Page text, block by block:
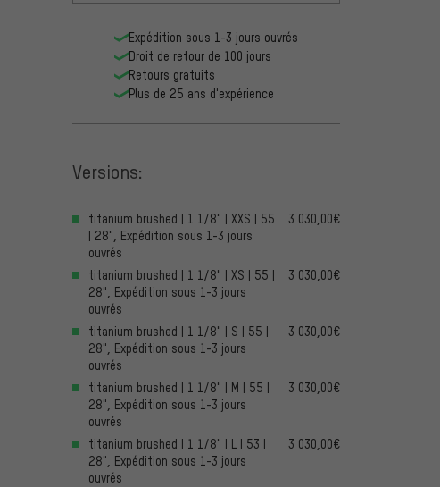
Expédition sous 1-3 jours ouvrés
Droit de retour de 100 jours
Retours gratuits
Plus de 25 ans d'expérience
Versions:
titanium brushed | 1 1/8" | XXS | 55
| 28", Expédition sous 1-3 jours
ouvrés
3 030,00€
titanium brushed | 1 1/8" | XS | 55 |
28", Expédition sous 1-3 jours
ouvrés
3 030,00€
titanium brushed | 1 1/8" | S | 55 |
28", Expédition sous 1-3 jours
ouvrés
3 030,00€
titanium brushed | 1 1/8" | M | 55 |
28", Expédition sous 1-3 jours
ouvrés
3 030,00€
titanium brushed | 1 1/8" | L | 53 |
28", Expédition sous 1-3 jours
ouvrés
3 030,00€